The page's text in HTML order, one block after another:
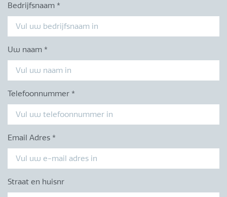
Bedrijfsnaam *
Uw naam *
Telefoonnummer *
Email Adres *
Straat en huisnr